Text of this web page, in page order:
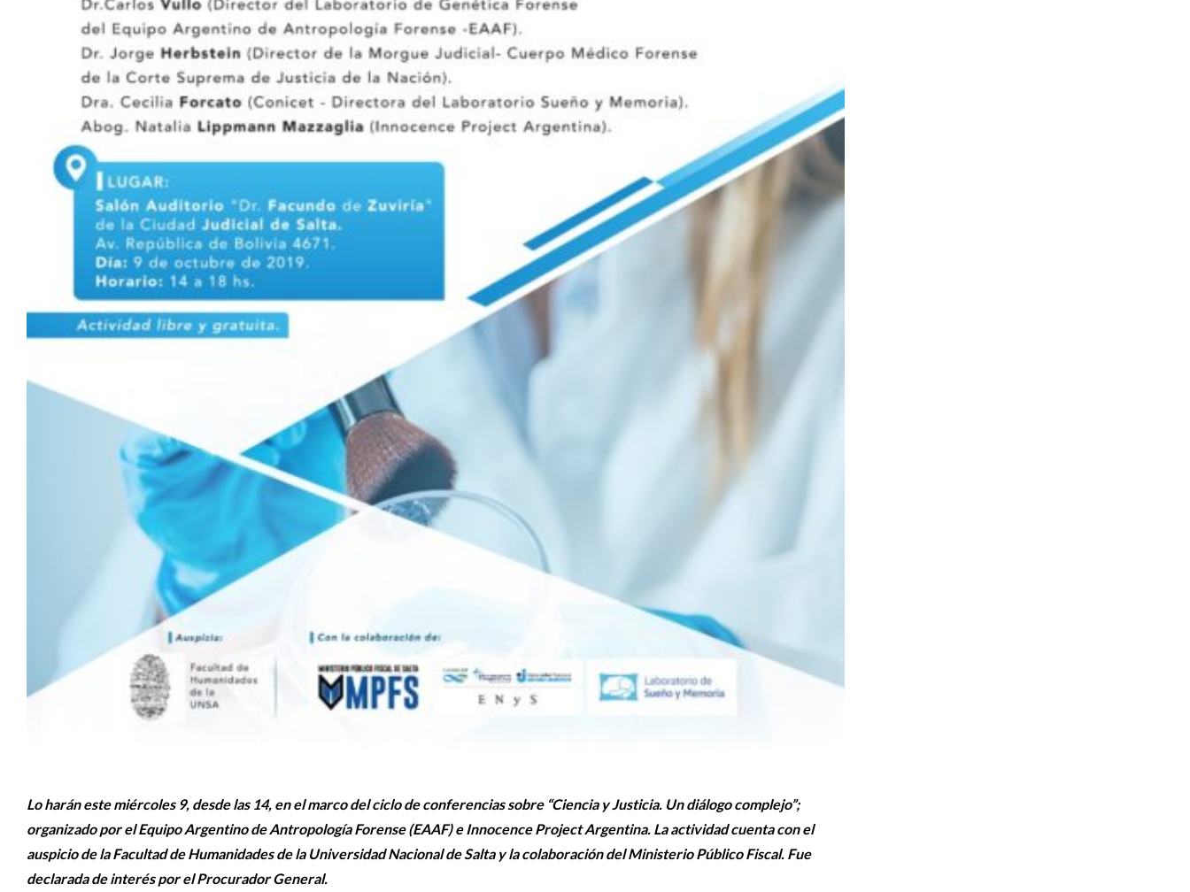
Lo harán este miércoles 9, desde las 14, en el marco del ciclo de conferencias sobre “Ciencia y Justicia. Un diálogo complejo”;
organizado por el Equipo Argentino de Antropología Forense (EAAF) e Innocence Project Argentina. La actividad cuenta con el
auspicio de la Facultad de Humanidades de la Universidad Nacional de Salta y la colaboración del Ministerio Público Fiscal. Fue
declarada de interés por el Procurador General.